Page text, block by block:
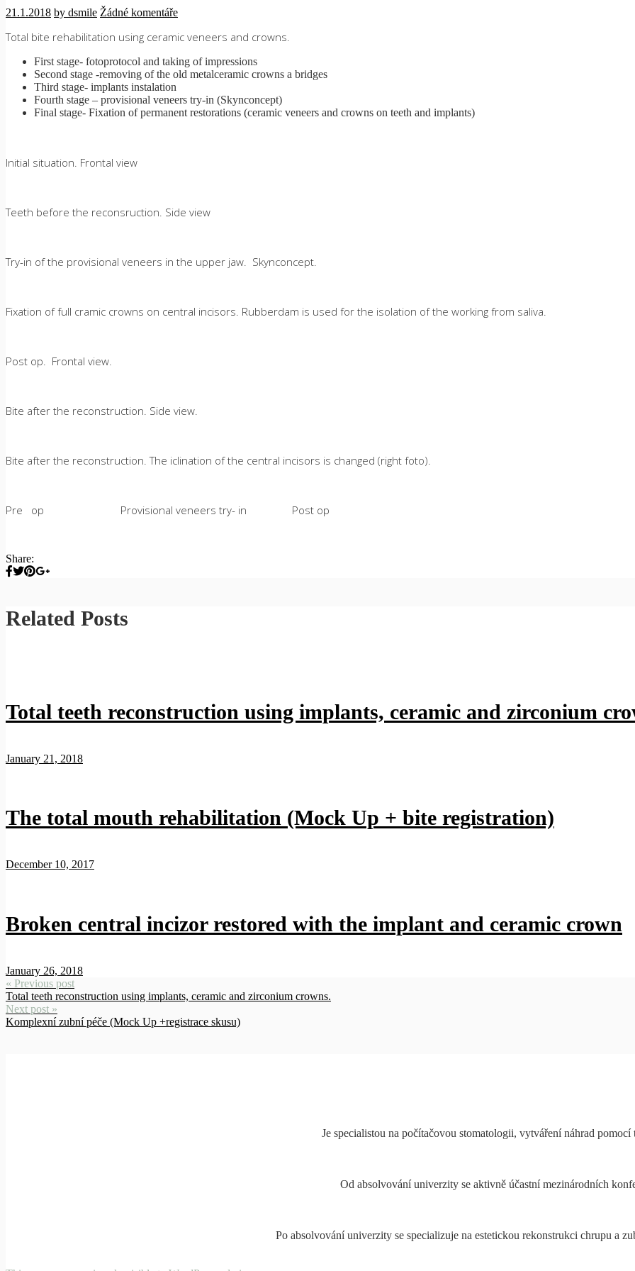
21.1.2018 by dsmile Žádné komentáře
Total bite rehabilitation using ceramic veneers and crowns.
First stage- fotoprotocol and taking of impressions
Second stage -removing of the old metalceramic crowns a bridges
Third stage- implants instalation
Fourth stage – provisional veneers try-in (Skynconcept)
Final stage- Fixation of permanent restorations (ceramic veneers and crowns on teeth and implants)
Initial situation. Frontal view
Teeth before the reconsruction. Side view
Try-in of the provisional veneers in the upper jaw. Skynconcept.
Fixation of full cramic crowns on central incisors. Rubberdam is used for the isolation of the working from saliva.
Post op. Frontal view.
Bite after the reconstruction. Side view.
Bite after the reconstruction. The iclination of the central incisors is changed (right foto).
Pre op Provisional veneers try- in Post op
Share:
Related Posts
Total teeth reconstruction using implants, ceramic and zirconium
January 21, 2018
The total mouth rehabilitation (Mock Up + bite registration)
December 10, 2017
Broken central incizor restored with the implant and ceramic crown
January 26, 2018
« Previous post
Total teeth reconstruction using implants, ceramic and zirconium crowns.
Next post »
Komplexní zubní péče (Mock Up +registrace skusu)
Je specialistou na počítačovou stomatologii, vytváření náhrad
Od absolvování univerzity se aktivně účastní mezinárodních
Po absolvování univerzity se specializuje na estetickou rekonstrukci chrupu a